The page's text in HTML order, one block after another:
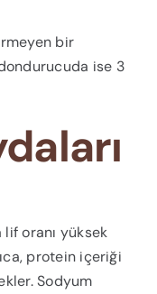
bir
ise 3
lif oranı yüksek
protein içeriği
Sodyum